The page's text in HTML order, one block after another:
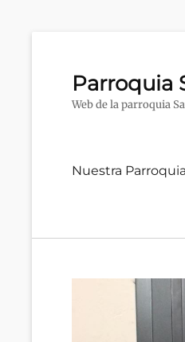
Parroquia
Web de la parroquia
Menú
Nuestra Parroquia